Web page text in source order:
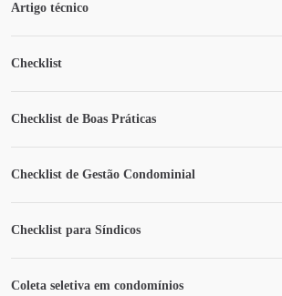
Artigo técnico
Checklist
Checklist de Boas Práticas
Checklist de Gestão Condominial
Checklist para Síndicos
Coleta seletiva em condomínios